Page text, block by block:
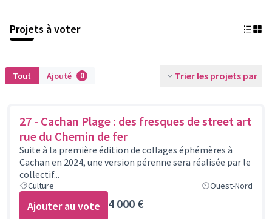
Projets à voter
Tout Ajouté 0 Trier les projets par
27 - Cachan Plage : des fresques de street art
rue du Chemin de fer
Suite à la première édition de collages éphémères à
Cachan en 2024, une version pérenne sera réalisée par le
collectif...
Culture Ouest-Nord
Ajouter au vote 4 000 €